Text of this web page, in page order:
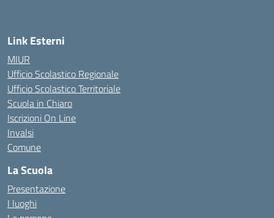
Link Esterni
MIUR
Ufficio Scolastico Regionale
Ufficio Scolastico Territoriale
Scuola in Chiaro
Iscrizioni On Line
Invalsi
Comune
La Scuola
Presentazione
I luoghi